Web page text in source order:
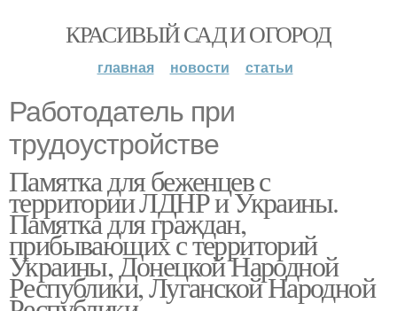
КРАСИВЫЙ САД И ОГОРОД
главная новости статьи
Работодатель при
трудоустройстве
Памятка для беженцев с
территории ЛДНР и Украины.
Памятка для граждан,
прибывающих с территорий
Украины, Донецкой Народной
Республики, Луганской Народной